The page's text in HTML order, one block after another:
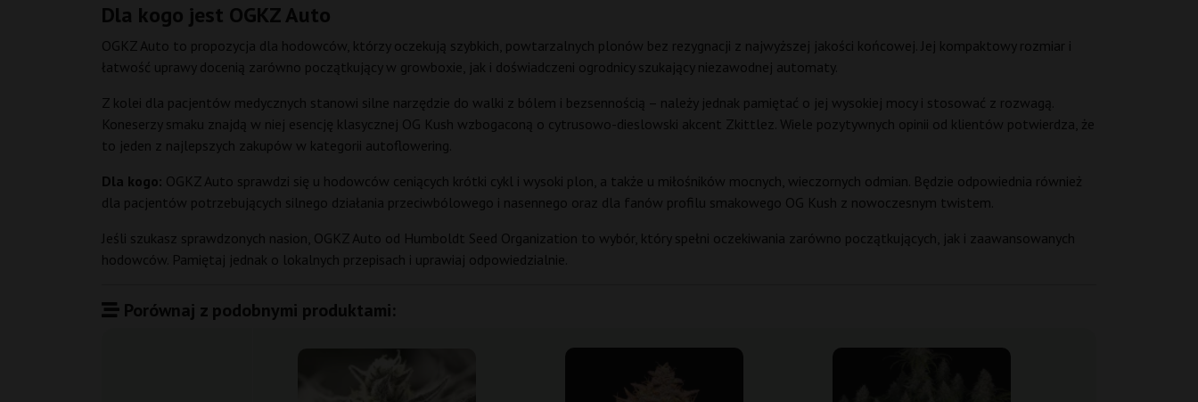
Dla kogo jest OGKZ Auto
OGKZ Auto to propozycja dla hodowców, którzy oczekują szybkich, powtarzalnych plonów bez rezygnacji z najwyższej jakości końcowej. Jej kompaktowy rozmiar i
łatwość uprawy docenią zarówno początkujący w growboxie, jak i doświadczeni ogrodnicy szukający niezawodnej automaty.
Z kolei dla pacjentów medycznych stanowi silne narzędzie do walki z bólem i bezsennością – należy jednak pamiętać o jej wysokiej mocy i stosować z rozwagą.
Koneserzy smaku znajdą w niej esencję klasycznej OG Kush wzbogaconą o cytrusowo-dieslowski akcent Zkittlez. Wiele pozytywnych opinii od klientów potwierdza, że
to jeden z najlepszych zakupów w kategorii autoflowering.
Dla kogo: OGKZ Auto sprawdzi się u hodowców ceniących krótki cykl i wysoki plon, a także u miłośników mocnych, wieczornych odmian. Będzie odpowiednia również
dla pacjentów potrzebujących silnego działania przeciwbólowego i nasennego oraz dla fanów profilu smakowego OG Kush z nowoczesnym twistem.
Jeśli szukasz sprawdzonych nasion, OGKZ Auto od Humboldt Seed Organization to wybór, który spełni oczekiwania zarówno początkujących, jak i zaawansowanych
hodowców. Pamiętaj jednak o lokalnych przepisach i uprawiaj odpowiedzialnie.
Porównaj z podobnymi produktami: